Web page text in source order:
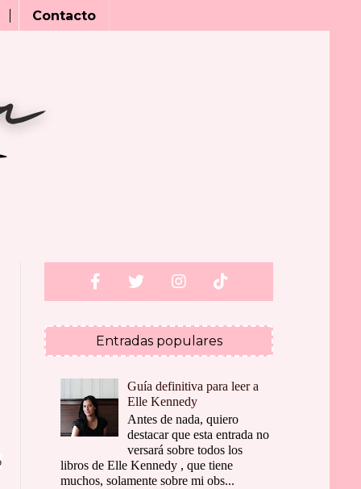
Contacto
Entradas populares
Guía definitiva para leer a
Elle Kennedy
Antes de nada, quiero
destacar que esta entrada no
versará sobre todos los
libros de Elle Kennedy , que tiene
muchos, solamente sobre mi obs...